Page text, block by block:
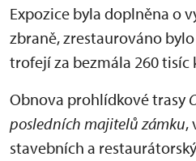
Expozice byla doplněna o
zbraně, zrestaurováno
trofejí za bezmála 260 tisíc
Obnova prohlídkové trasy
posledních majitelů zámku,
stavebních a